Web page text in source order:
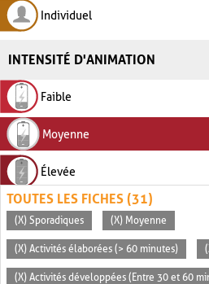
Individuel
INTENSITÉ D'ANIMATION
Faible
Moyenne
Élevée
TOUTES LES FICHES (31)
(X) Sporadiques (X) Moyenne
(X) Activités élaborées (> 60 minutes)
(X) Activités développées (Entre 30 et 60